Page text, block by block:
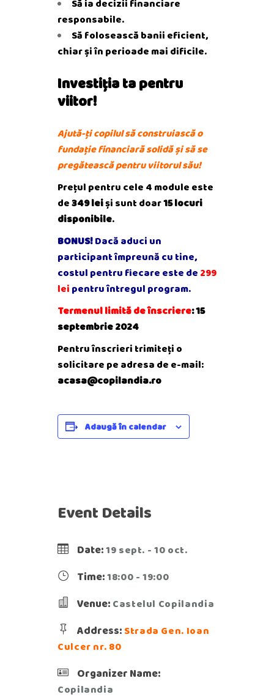
Să ia decizii financiare
responsabile.
Să folosească banii eficient,
chiar și în perioade mai dificile.
Investiția ta pentru
viitor!
Ajută-ți copilul să construiască o
fundație financiară solidă și să se
pregătească pentru viitorul său!
Prețul pentru cele 4 module este
de349 leiși sunt doar15 locuri
disponibile.
BONUS!Dacă aduci un
participant împreună cu tine,
costul pentru fiecare este de 299
lei pentru întregul program.
Termenul limită de înscriere: 15
septembrie 2024
Pentru înscrieri trimiteți o
solicitare pe adresa de e-mail:
acasa@copilandia.ro
Adaugă în calendar
Event Details
Date:19 sept. - 10 oct.
Time:18:00 - 19:00
Venue: Castelul Copilandia
Address: Strada Gen. Ioan
Culcer nr. 80
Organizer Name:
Copilandia